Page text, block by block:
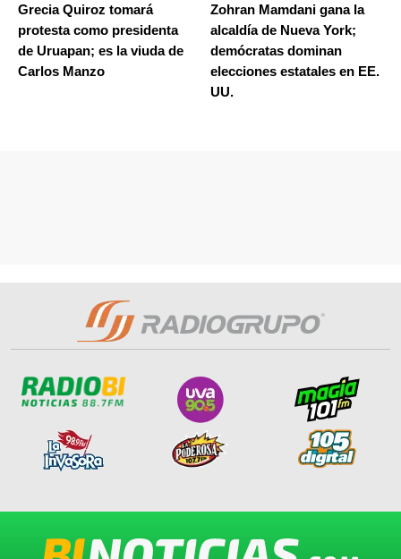
Grecia Quiroz tomará
protesta como presidenta
de Uruapan; es la viuda de
Carlos Manzo
Zohran Mamdani gana la
alcaldía de Nueva York;
demócratas dominan
elecciones estatales en EE.
UU.